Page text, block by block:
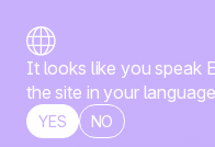
It looks like you speak
the site in your
YES NO